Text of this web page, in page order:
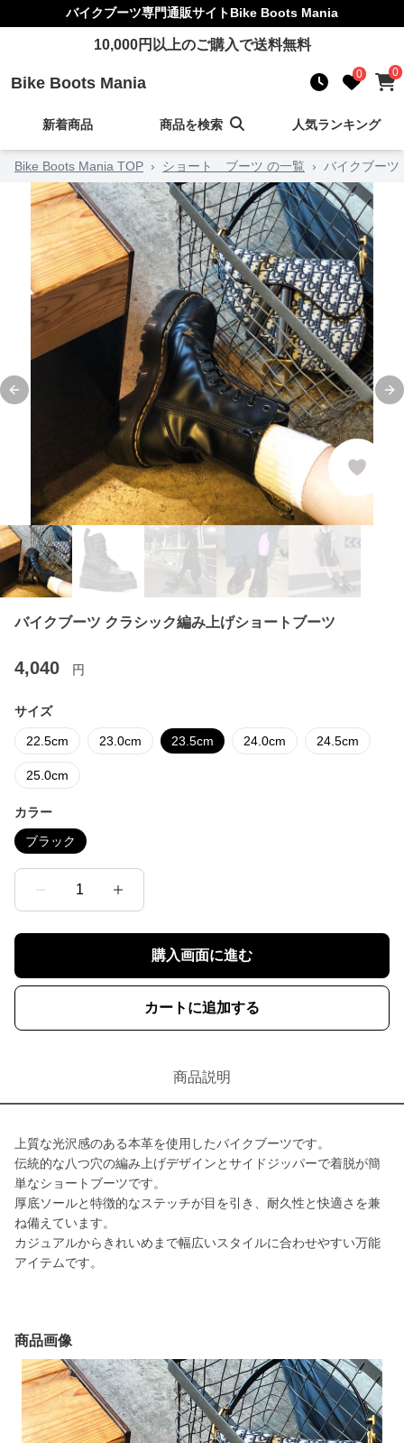
バイクブーツ専門通販サイトBike Boots Mania
10,000円以上のご購入で送料無料
Bike Boots Mania 0 0
新着商品 商品を検索 人気ランキング
Bike Boots Mania TOP › ショート ブーツ の一覧 › バイクブーツ
Previous slide
バイクブーツ クラシック編み上げショートブーツ
4,040 円
サイズ
22.5cm 23.0cm 23.5cm 24.0cm 24.5cm
25.0cm
カラー
ブラック
1
購入画面に進む
カートに追加する
商品説明
上質な光沢感のある本革を使用したバイクブーツです。
伝統的な八つ穴の編み上げデザインとサイドジッパーで着脱が簡
単なショートブーツです。
厚底ソールと特徴的なステッチが目を引き、耐久性と快適さを兼
ね備えています。
カジュアルからきれいめまで幅広いスタイルに合わせやすい万能
アイテムです。
商品画像